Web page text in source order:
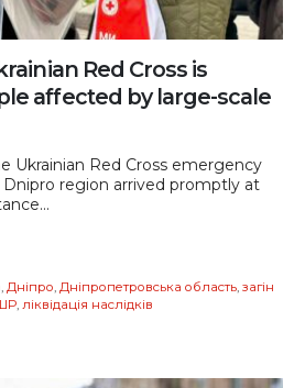
Red Cross is
affected by large-scale
Ukrainian Red Cross emergency
region arrived promptly at
, Дніпро, Дніпропетровська область, загін
, ліквідація наслідків